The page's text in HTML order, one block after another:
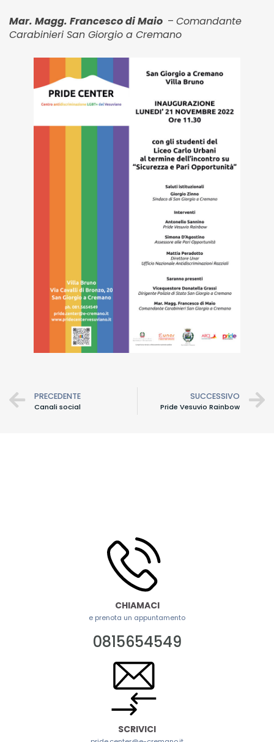
Mar. Magg. Francesco di Maio – Comandante
Carabinieri San Giorgio a Cremano
PRECEDENTE
Canali social
SUCCESSIVO
Pride Vesuvio Rainbow
CHIAMACI
e prenota un appuntamento
0815654549
SCRIVICI